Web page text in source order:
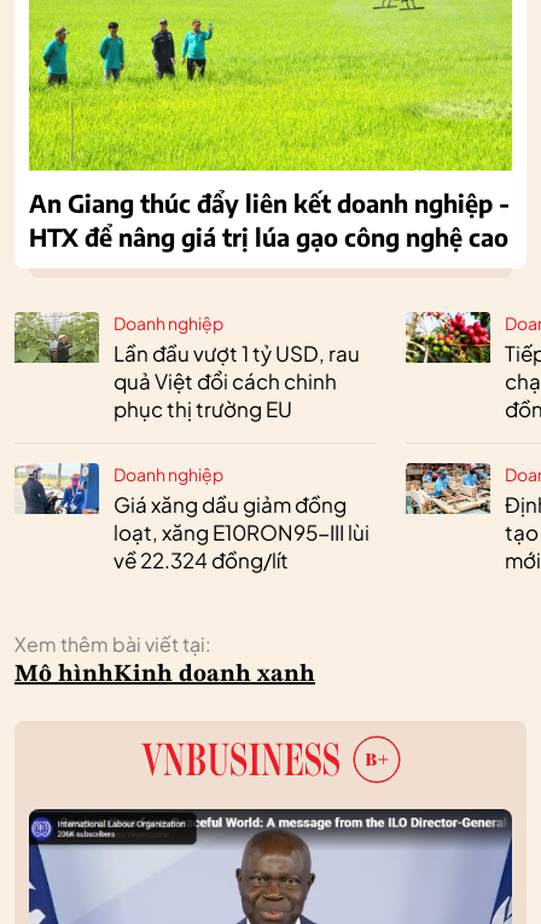
Doanh nghiệp
Lần đầu vượt 1 tỷ USD, rau
quả Việt đổi cách chinh
phục thị trường EU
Doanh nghiệp
Giá xăng dầu giảm đồng
loạt, xăng E10RON95-III lùi
về 22.324 đồng/lít
tạo
Xem thêm bài viết tại:
Mô hìnhKinh doanh xanh
An Giang thúc đẩy liên kết doanh nghiệp -
HTX để nâng giá trị lúa gạo công nghệ cao